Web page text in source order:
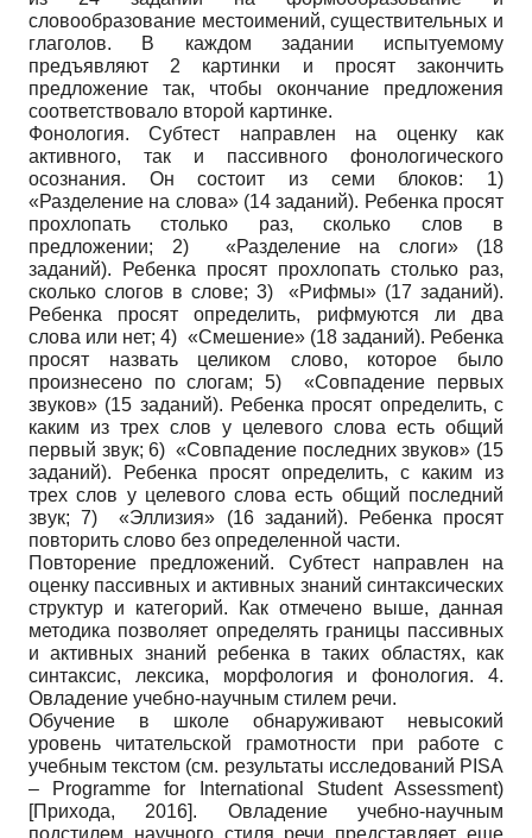
словообразование местоимений, существительных и
глаголов. В каждом задании испытуемому
предъявляют 2 картинки и просят закончить
предложение так, чтобы окончание предложения
соответствовало второй картинке.
Фонология. Субтест направлен на оценку как
активного, так и пассивного фонологического
осознания. Он состоит из семи блоков: 1)
«Разделение на слова» (14 заданий). Ребенка просят
прохлопать столько раз, сколько слов в
предложении; 2) «Разделение на слоги» (18
заданий). Ребенка просят прохлопать столько раз,
сколько слогов в слове; 3) «Рифмы» (17 заданий).
Ребенка просят определить, рифмуются ли два
слова или нет; 4) «Смешение» (18 заданий). Ребенка
просят назвать целиком слово, которое было
произнесено по слогам; 5) «Совпадение первых
звуков» (15 заданий). Ребенка просят определить, с
каким из трех слов у целевого слова есть общий
первый звук; 6) «Совпадение последних звуков» (15
заданий). Ребенка просят определить, с каким из
трех слов у целевого слова есть общий последний
звук; 7) «Эллизия» (16 заданий). Ребенка просят
повторить слово без определенной части.
Повторение предложений. Субтест направлен на
оценку пассивных и активных знаний синтаксических
структур и категорий. Как отмечено выше, данная
методика позволяет определять границы пассивных
и активных знаний ребенка в таких областях, как
синтаксис, лексика, морфология и фонология. 4.
Овладение учебно-научным стилем речи.
Обучение в школе обнаруживают невысокий
уровень читательской грамотности при работе с
учебным текстом (см. результаты исследований PISA
– Programme for International Student Assessment)
[Прихода, 2016]. Овладение учебно-научным
подстилем научного стиля речи представляет еще